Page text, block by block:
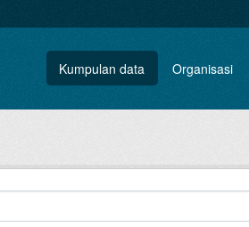
Kumpulan data Organisasi